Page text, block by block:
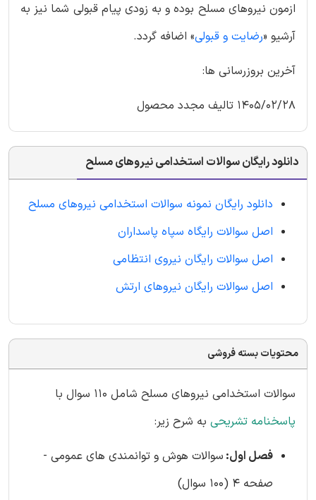
ازمون نیروهای مسلح بوده و به زودی پیام قبولی شما نیز به
آرشیو «رضایت و قبولی» اضافه گردد.
آخرین بروزرسانی ها:
1405/02/28 تالیف مجدد محصول
دانلود رایگان سوالات استخدامی نیروهای مسلح
دانلود رایگان نمونه سوالات استخدامی نیروهای مسلح
اصل سوالات رایگاه سپاه پاسداران
اصل سوالات رایگان نیروی انتظامی
اصل سوالات رایگان نیروهای ارتش
محتویات بسته فروشی
سوالات استخدامی نیروهای مسلح شامل 110 سوال با
پاسخنامه تشریحی به شرح زیر:
فصل اول: سوالات هوش و توانمندی های عمومی -
صفحه 4 (100 سوال)